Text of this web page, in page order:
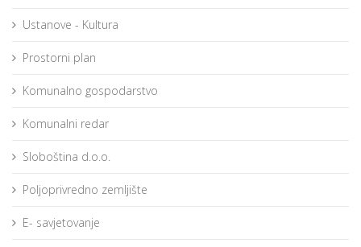
Ustanove - Kultura
Prostorni plan
Komunalno gospodarstvo
Komunalni redar
Sloboština d.o.o.
Poljoprivredno zemljište
E- savjetovanje